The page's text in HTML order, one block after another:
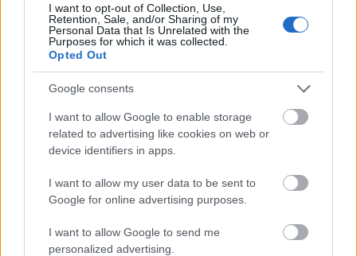
I want to opt-out of Collection, Use,
Retention, Sale, and/or Sharing of my
Personal Data that Is Unrelated with the
Purposes for which it was collected.
Opted Out
Google consents
I want to allow Google to enable storage
related to advertising like cookies on web or
device identifiers in apps.
I want to allow my user data to be sent to
Google for online advertising purposes.
I want to allow Google to send me
personalized advertising.